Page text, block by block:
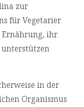
zur
für Vegetarier
Ernährung, ihr
in der
Organismus